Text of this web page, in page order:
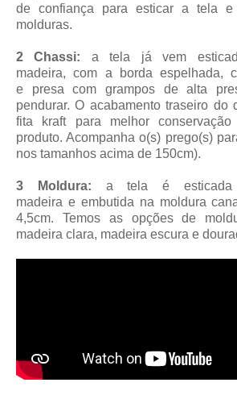
de confiança para esticar a tela e
molduras.
2 Chassi: a tela já vem
madeira, com a borda espelhada,
e presa com grampos de alta
pendurar. O acabamento traseiro do
fita kraft para melhor
produto. Acompanha o(s) prego(s)
nos tamanhos acima de 150cm).
3 Moldura:
a tela é
madeira e embutida na moldura
4,5cm. Temos as opções de
madeira clara, madeira escura e